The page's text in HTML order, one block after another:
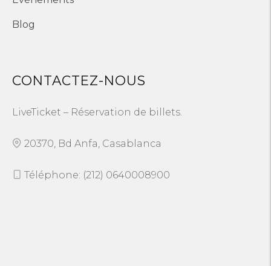
Blog
CONTACTEZ-NOUS
LiveTicket – Réservation de billets.
20370, Bd Anfa, Casablanca
Téléphone: (212) 0640008900